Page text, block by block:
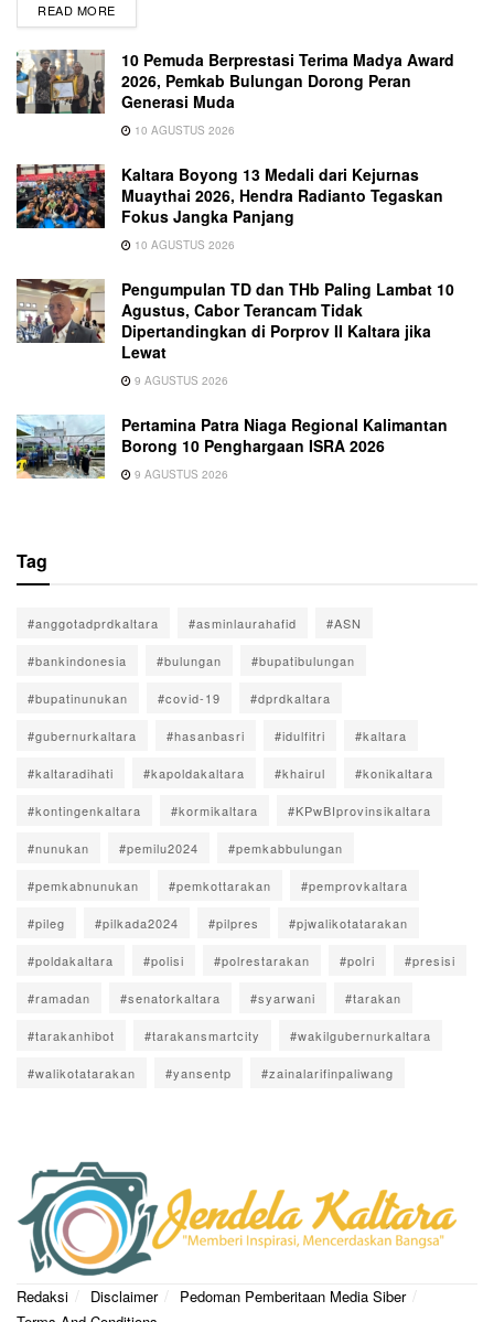
READ MORE
10 Pemuda Berprestasi Terima Madya Award
2026, Pemkab Bulungan Dorong Peran
Generasi Muda
10 AGUSTUS 2026
Kaltara Boyong 13 Medali dari Kejurnas
Muaythai 2026, Hendra Radianto Tegaskan
Fokus Jangka Panjang
10 AGUSTUS 2026
Pengumpulan TD dan THb Paling Lambat 10
Agustus, Cabor Terancam Tidak
Dipertandingkan di Porprov II Kaltara jika
Lewat
9 AGUSTUS 2026
Pertamina Patra Niaga Regional Kalimantan
Borong 10 Penghargaan ISRA 2026
9 AGUSTUS 2026
Tag
#anggotadprdkaltara #asminlaurahafid #ASN
#bankindonesia #bulungan #bupatibulungan
#bupatinunukan #covid-19 #dprdkaltara
#gubernurkaltara #hasanbasri #idulfitri #kaltara
#kaltaradihati #kapoldakaltara #khairul #konikaltara
#kontingenkaltara #kormikaltara #KPwBIprovinsikaltara
#nunukan #pemilu2024 #pemkabbulungan
#pemkabnunukan #pemkottarakan #pemprovkaltara
#pileg #pilkada2024 #pilpres #pjwalikotatarakan
#poldakaltara #polisi #polrestarakan #polri #presisi
#ramadan #senatorkaltara #syarwani #tarakan
#tarakanhibot #tarakansmartcity #wakilgubernurkaltara
#walikotatarakan #yansentp #zainalarifinpaliwang
Redaksi Disclaimer
Pedoman Pemberitaan Media Siber